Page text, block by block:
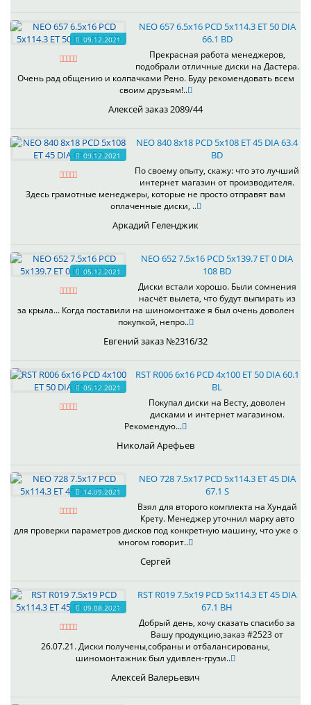
09.12.2021
NEO 657 6.5x16 PCD 5x114.3 ET 50 DIA
66.1 BD
Прекрасная работа менеджеров,
подобрали отличные диски на Дастера.
Очень рад общению и колпачками Рено. Буду рекомендовать всем
своим друзьям!..
Алексей заказ 2089/44
09.12.2021
NEO 840 8x18 PCD 5x108 ET 45 DIA 63.4
BD
По своему опыту, скажу: что это лучший
интернет магазин от производителя.
Здесь грамотные менеджеры, которые не просто отправят вам
оплаченные диски, ..
Аркадий Геленджик
05.12.2021
NEO 652 7.5x16 PCD 5x139.7 ET 0 DIA
108 BD
Диски встали хорошо. Были сомнения
насчёт вылета, что будут выпирать из
за крыла... Когда поставили на шиномонтаже я был очень доволен
покупкой, непро..
Евгений заказ №2316/32
05.12.2021
RST R006 6x16 PCD 4x100 ET 50 DIA 60.1
BL
Покупал диски на Весту, доволен
дисками и интернет магазином.
Рекомендую...
Николай Арефьев
14.09.2021
NEO 728 7.5x17 PCD 5x114.3 ET 45 DIA
67.1 S
Взял для второго комплекта на Хундай
Крету. Менеджер уточнил марку авто
для проверки параметров дисков под конкретную машину, что уже о
многом говорит..
Сергей
09.08.2021
RST R019 7.5x19 PCD 5x114.3 ET 45 DIA
67.1 BH
Добрый день, хочу сказать спасибо за
Вашу продукцию,заказ #2523 от
26.07.21. Диски получены,собраны и отбалансированы,
шиномонтажник был удивлен-грузи..
Алексей Валерьевич